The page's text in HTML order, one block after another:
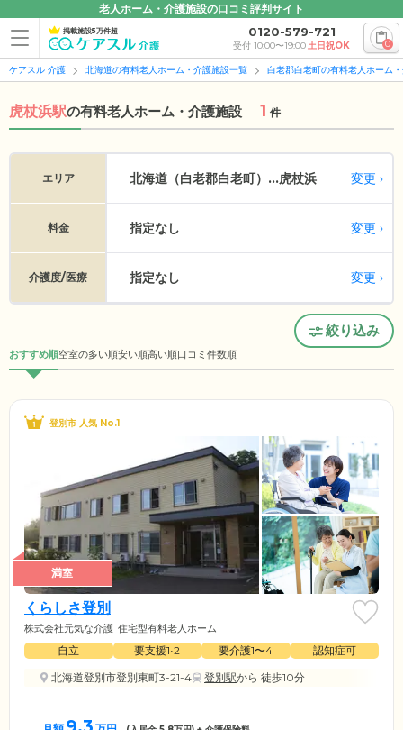
老人ホーム・介護施設の口コミ評判サイト
掲載施設5万件超 0120-579-721
受付 10:00〜19:00土日祝OK 0
ケアスル 介護 北海道の有料老人ホーム・介護施設一覧 白老郡白老町の有料老人ホーム
虎杖浜駅の有料老人ホーム・介護施設 1 件
エリア 北海道（白老郡白老町）...虎杖浜 変更
料金 指定なし 変更
介護度/医療 指定なし 変更
絞り込み
おすすめ順空室の多い順安い順高い順口コミ件数順
登別市 人気 No.1
満室
くらしさ登別
株式会社元気な介護 住宅型有料老人ホーム
自立 要支援1•2 要介護1〜4
認知症可
北海道登別市登別東町3-21-4
登別駅から 徒歩10分